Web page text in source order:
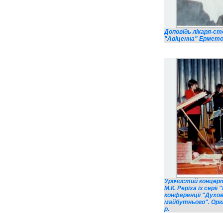
Доповідь лікаря-
"Авіценна"
Урочистий
М.К. Реріха із
конференції
майбутнього".
р.